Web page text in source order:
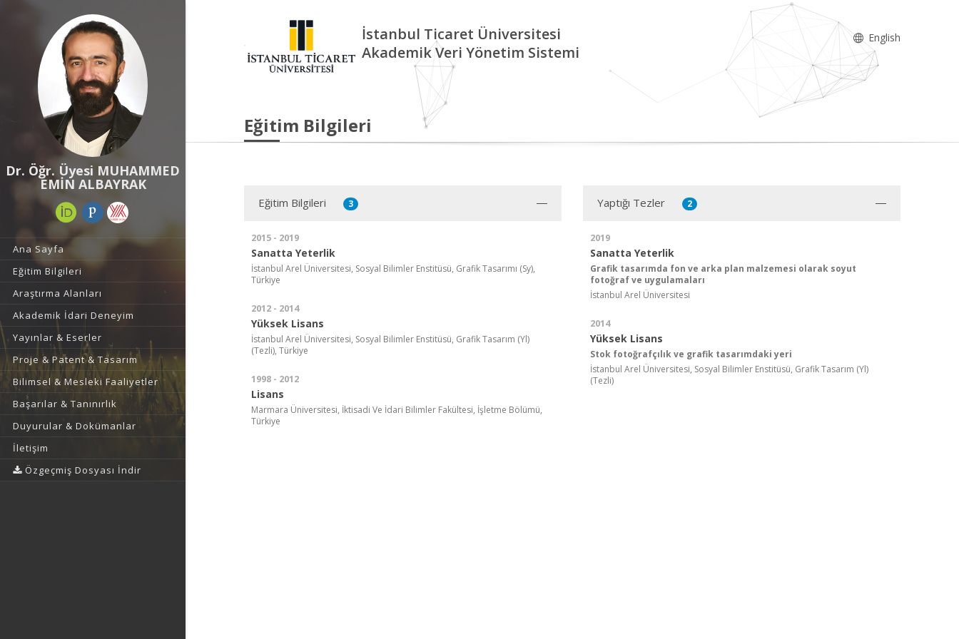
Dr. Öğr. Üyesi MUHAMMED
EMİN ALBAYRAK
Ana Sayfa
Eğitim Bilgileri
Araştırma Alanları
Akademik İdari Deneyim
Yayınlar & Eserler
Proje & Patent & Tasarım
Bilimsel & Mesleki Faaliyetler
Başarılar & Tanınırlık
Duyurular & Dokümanlar
İletişim
Özgeçmiş Dosyası İndir
İstanbul Ticaret Üniversitesi
Akademik Veri Yönetim Sistemi
English
Eğitim Bilgileri
Eğitim Bilgileri 3
2015 - 2019
Sanatta Yeterlik
İstanbul Arel Üniversitesi, Sosyal Bilimler Enstitüsü, Grafik Tasarımı (Sy),
Türkiye
2012 - 2014
Yüksek Lisans
İstanbul Arel Üniversitesi, Sosyal Bilimler Enstitüsü, Grafik Tasarım (Yl)
(Tezli), Türkiye
1998 - 2012
Lisans
Marmara Üniversitesi, İktisadi Ve İdari Bilimler Fakültesi, İşletme Bölümü,
Türkiye
Yaptığı Tezler 2
2019
Sanatta Yeterlik
Grafik tasarımda fon ve arka plan malzemesi olarak soyut
fotoğraf ve uygulamaları
İstanbul Arel Üniversitesi
2014
Yüksek Lisans
Stok fotoğrafçılık ve grafik tasarımdaki yeri
İstanbul Arel Üniversitesi, Sosyal Bilimler Enstitüsü, Grafik Tasarım (Yl)
(Tezli)